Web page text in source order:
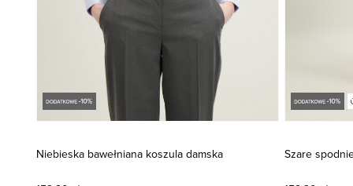
Niebieska bawełniana koszula damska Szare